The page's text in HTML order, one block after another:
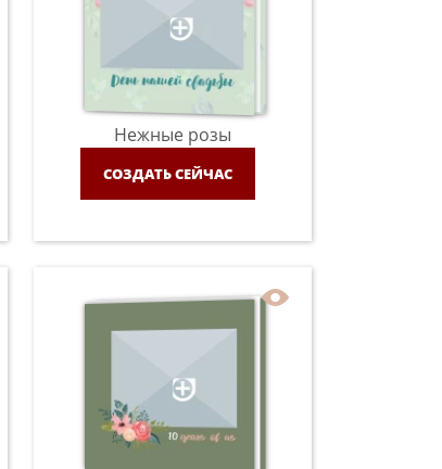
Нежные розы
СОЗДАТЬ СЕЙЧАС